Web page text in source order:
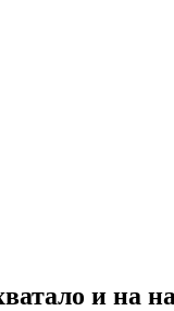
и на